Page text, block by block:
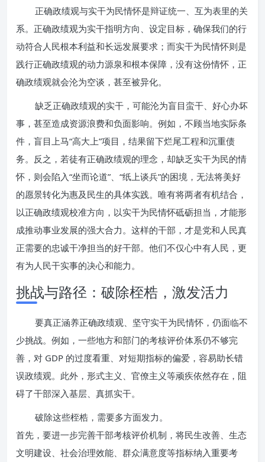
正确政绩观与实干为民情怀是辩证统一、互为表里的关
系。正确政绩观为实干指明方向、设定目标，确保我们的行
动符合人民根本利益和长远发展要求；而实干为民情怀则是
践行正确政绩观的动力源泉和根本保障，没有这份情怀，正
确政绩观就会沦为空谈，甚至被异化。
缺乏正确政绩观的实干，可能沦为盲目蛮干、好心办坏
事，甚至造成资源浪费和负面影响。例如，不顾当地实际条
件，盲目上马“高大上”项目，结果留下烂尾工程和沉重债
务。反之，若徒有正确政绩观的理念，却缺乏实干为民的情
怀，则会陷入“坐而论道”、“纸上谈兵”的困境，无法将美好
的愿景转化为惠及民生的具体实践。唯有将两者有机结合，
以正确政绩观校准方向，以实干为民情怀砥砺担当，才能形
成推动事业发展的强大合力。这样的干部，才是党和人民真
正需要的忠诚干净担当的好干部。他们不仅心中有人民，更
有为人民干实事的决心和能力。
挑战与路径：破除桎梏，激发活力
要真正涵养正确政绩观、坚守实干为民情怀，仍面临不
少挑战。例如，一些地方和部门的考核评价体系仍不够完
善，对 GDP 的过度看重、对短期指标的偏爱，容易助长错
误政绩观。此外，形式主义、官僚主义等顽疾依然存在，阻
碍了干部深入基层、真抓实干。
破除这些桎梏，需要多方面发力。
首先，要进一步完善干部考核评价机制，将民生改善、生态
文明建设、社会治理效能、群众满意度等指标纳入重要考